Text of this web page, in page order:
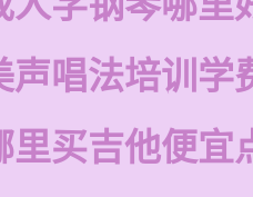
声唱法培训学
里买吉他便宜